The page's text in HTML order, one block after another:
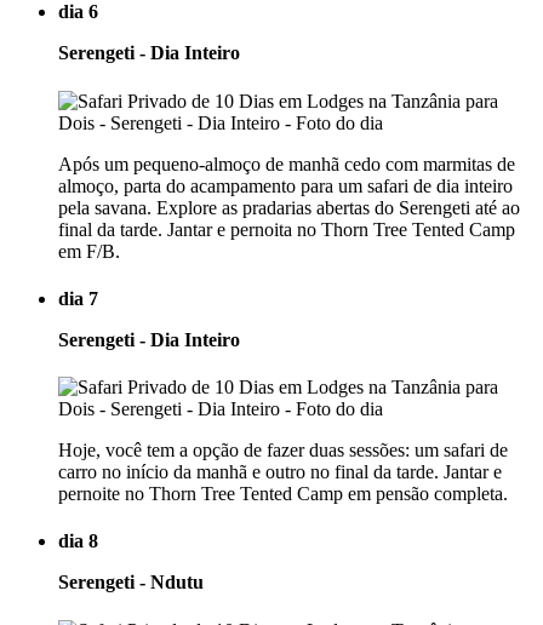
dia 6
Serengeti - Dia Inteiro
Após um pequeno-almoço de manhã cedo com marmitas de
almoço, parta do acampamento para um safari de dia inteiro
pela savana. Explore as pradarias abertas do Serengeti até ao
final da tarde. Jantar e pernoita no Thorn Tree Tented Camp
em F/B.
dia 7
Serengeti - Dia Inteiro
Hoje, você tem a opção de fazer duas sessões: um safari de
carro no início da manhã e outro no final da tarde. Jantar e
pernoite no Thorn Tree Tented Camp em pensão completa.
dia 8
Serengeti - Ndutu